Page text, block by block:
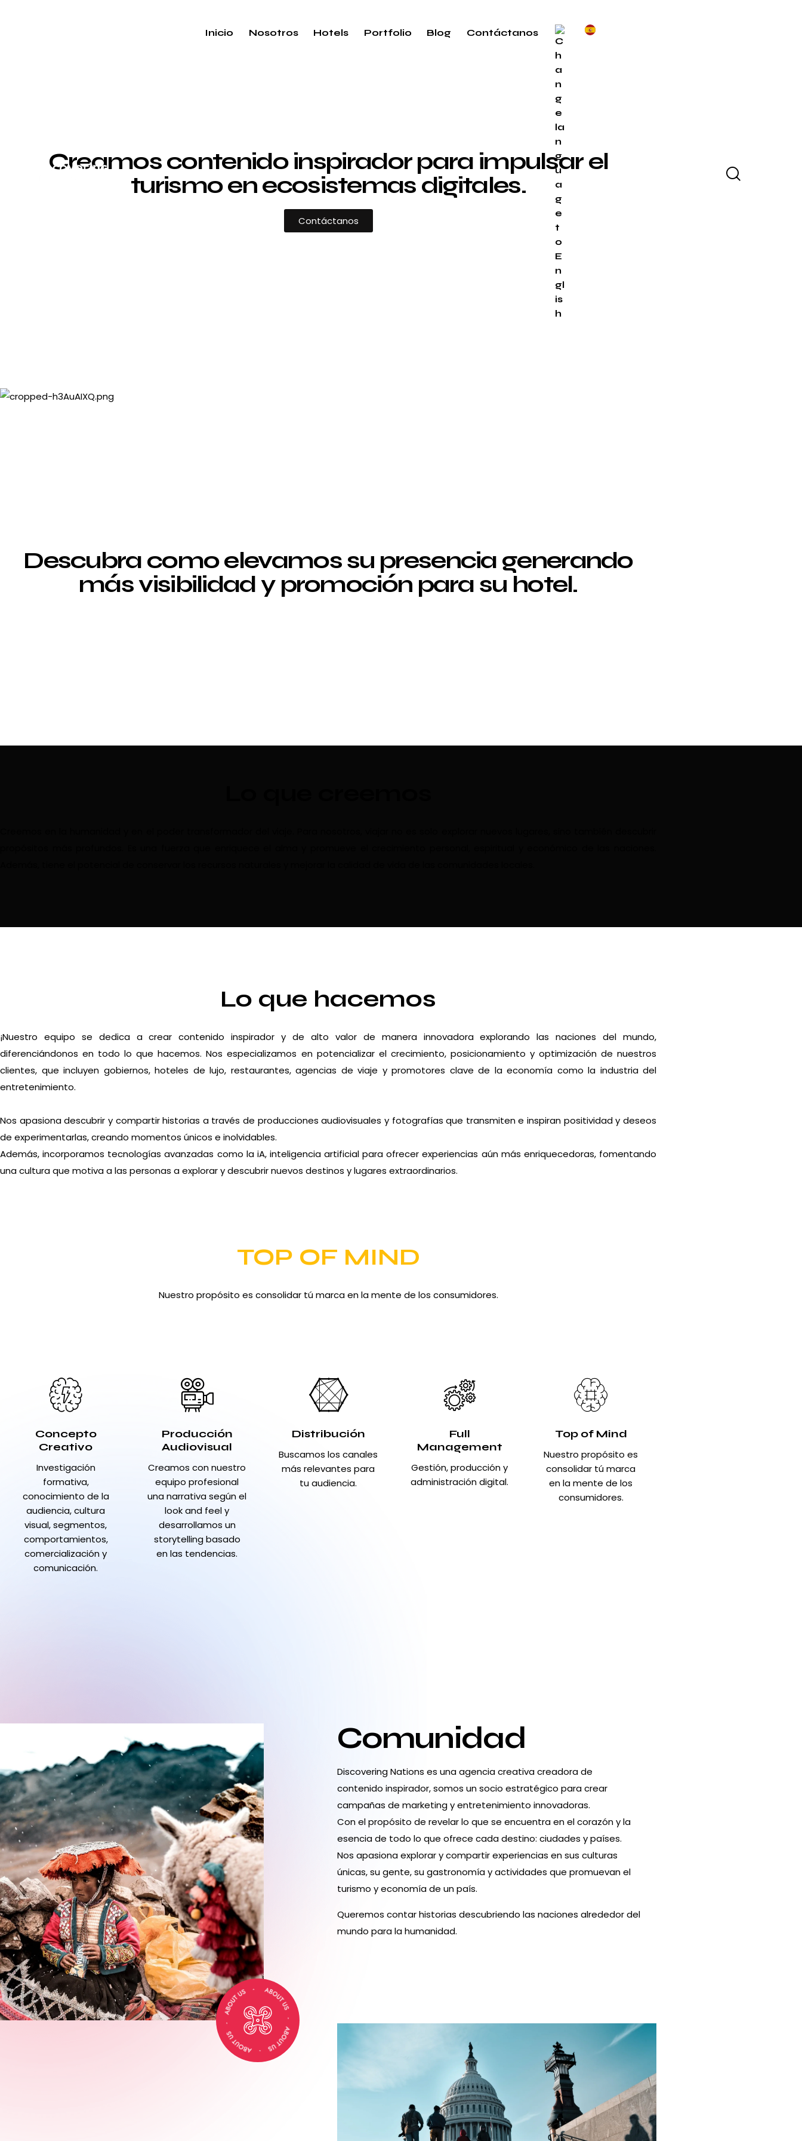
Inicio Nosotros Hotels Portfolio Blog Contáctanos
Creamos contenido inspirador para impulsar el
turismo en ecosistemas digitales.
Contáctanos
Descubra como elevamos su presencia generando
más visibilidad y promoción para su hotel.
Lo que hacemos
¡Nuestro equipo se dedica a crear contenido inspirador y de alto valor de manera innovadora explorando las naciones del mundo,
diferenciándonos en todo lo que hacemos. Nos especializamos en potencializar el crecimiento, posicionamiento y optimización de nuestros
clientes, que incluyen gobiernos, hoteles de lujo, restaurantes, agencias de viaje y promotores clave de la economía como la industria del
entretenimiento.
Nos apasiona descubrir y compartir historias a través de producciones audiovisuales y fotografías que transmiten e inspiran positividad y deseos
de experimentarlas, creando momentos únicos e inolvidables.
Además, incorporamos tecnologías avanzadas como la iA, inteligencia artificial para ofrecer experiencias aún más enriquecedoras, fomentando
una cultura que motiva a las personas a explorar y descubrir nuevos destinos y lugares extraordinarios.
TOP OF MIND
Nuestro propósito es consolidar tú marca en la mente de los consumidores.
Concepto
Creativo
Investigación
formativa,
conocimiento de la
audiencia, cultura
visual, segmentos,
comportamientos,
comercialización y
comunicación.
Producción
Audiovisual
Creamos con nuestro
equipo profesional
una narrativa según el
look and feel y
desarrollamos un
storytelling basado
en las tendencias.
Distribución
Buscamos los canales
más relevantes para
tu audiencia.
Full
Management
Gestión, producción y
administración digital.
Top of Mind
Nuestro propósito es
consolidar tú marca
en la mente de los
consumidores.
Comunidad
Discovering Nations es una agencia creativa creadora de
contenido inspirador, somos un socio estratégico para crear
campañas de marketing y entretenimiento innovadoras.
Con el propósito de revelar lo que se encuentra en el corazón y la
esencia de todo lo que ofrece cada destino: ciudades y países.
Nos apasiona explorar y compartir experiencias en sus culturas
únicas, su gente, su gastronomía y actividades que promuevan el
turismo y economía de un país.
Queremos contar historias descubriendo las naciones alrededor del
mundo para la humanidad.